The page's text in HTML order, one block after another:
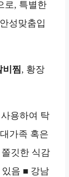
로, 특별한
성맞춤입
비찜, 황장
용하여 탁
가족 혹은
깃한 식감
음 ■ 강남